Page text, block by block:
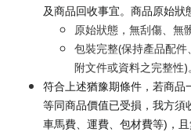
及商品回收事宜。商品原始狀
原始狀態，無刮傷、無
包裝完整(保持產品配
附文件或資料之完整性)。
符合上述猶豫期條件，若商品
等同商品價值已受損，我方須
車馬費、運費、包材費等)，